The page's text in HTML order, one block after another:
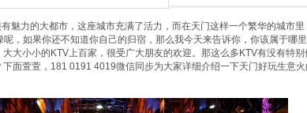
的大都市，这座城市充满了活力，而在天门这样一个繁华的城市里
呢，如果你还不知道你自己的归宿，那么我今天来告诉你，你该属于哪
大小小的KTV上百家，很受广大朋友的欢迎。那这么多KTV有没有特
下面萱萱，181 0191 4019微信同步为大家详细介绍一下天门好玩生意